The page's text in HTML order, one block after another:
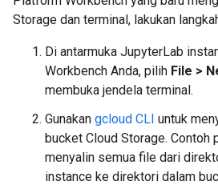
Storage dan terminal, lakukan
Di antarmuka JupyterLab
Workbench Anda, pilih File >
membuka jendela terminal.
Gunakan gcloud CLI untuk
bucket Cloud Storage. Contoh
menyalin semua file dari
instance ke direktori dalam